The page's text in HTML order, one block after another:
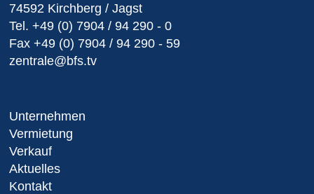
74592 Kirchberg / Jagst
Tel. +49 (0) 7904 / 94 290 - 0
Fax +49 (0) 7904 / 94 290 - 59
zentrale@bfs.tv
Unternehmen
Vermietung
Verkauf
Aktuelles
Kontakt